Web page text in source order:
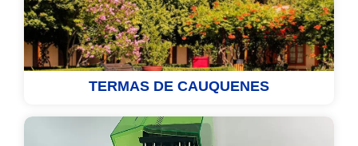
TERMAS DE CAUQUENES